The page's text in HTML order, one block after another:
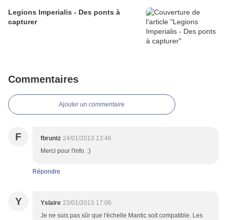
Legions Imperialis - Des ponts à
capturer
Commentaires
Ajouter un commentaire
F fbruntz 24/01/2013 13:46
Merci pour l'info. :)
Répondre
Y Yslaire 23/01/2013 17:06
Je ne suis pas sûr que l'échelle Mantic soit compatible. Les